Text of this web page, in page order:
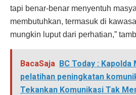
tapi benar-benar menyentuh
membutuhkan, termasuk di
mungkin luput dari perhatian,”
BacaSaja BC Today :
pelatihan peningkatan
Tekankan Komunikasi Tak